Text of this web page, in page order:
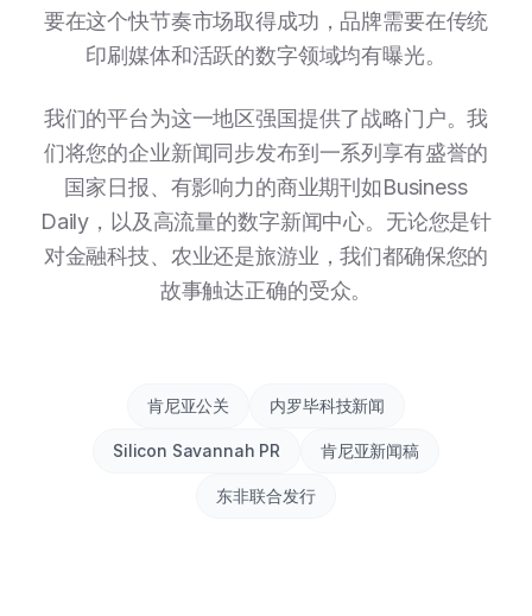
要在这个快节奏市场取得成功，品牌需要在传统
印刷媒体和活跃的数字领域均有曝光。
我们的平台为这一地区强国提供了战略门户。我
们将您的企业新闻同步发布到一系列享有盛誉的
国家日报、有影响力的商业期刊如Business
Daily，以及高流量的数字新闻中心。无论您是针
对金融科技、农业还是旅游业，我们都确保您的
故事触达正确的受众。
肯尼亚公关 内罗毕科技新闻
Silicon Savannah PR 肯尼亚新闻稿
东非联合发行